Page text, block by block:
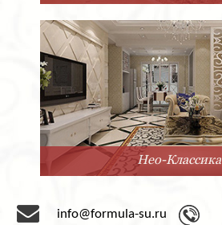
Нео-Классика
info@formula-su.ru